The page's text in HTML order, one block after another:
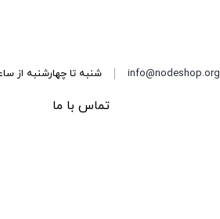
info@nodeshop.org شنبه تا چهارشنبه از ساعت ۹ الی ۱۷ پنجشنبه از
تماس با ما